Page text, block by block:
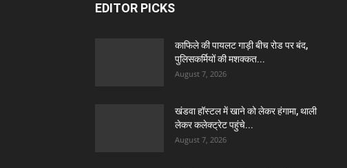
EDITOR PICKS
काफिले की पायलट गाड़ी बीच रोड पर बंद,
पुलिसकर्मियों की मशक्कत...
August 7, 2026
खंडवा हॉस्टल में खाने को लेकर हंगामा, थाली
लेकर कलेक्ट्रेट पहुंचे...
August 7, 2026